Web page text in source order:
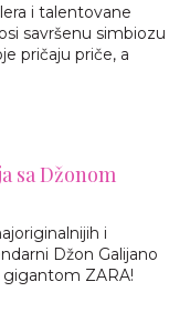
i talentovane
savršenu simbiozu
pričaju priče, a
sa Džonom
i
Džon Galijano
ZARA!